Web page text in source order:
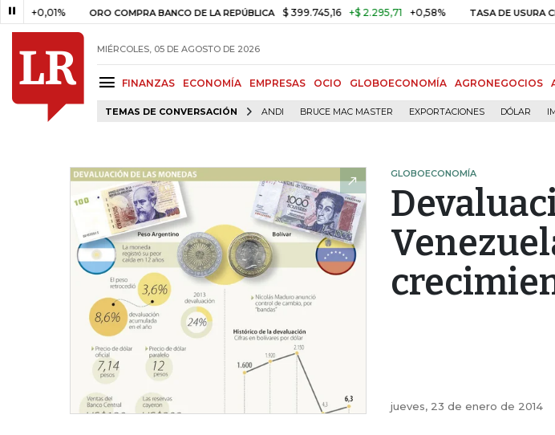
ORO COMPRA BANCO DE LA REPÚBLICA $ 399.745,16 +$ 2.295,71 +0,58% TASA DE USURA CRÉDITO
MIÉRCOLES, 05 DE AGOSTO DE 2026
FINANZAS ECONOMÍA EMPRESAS OCIO GLOBOECONOMÍA AGRONEGOCIOS
TEMAS DE CONVERSACIÓN ANDI BRUCE MAC MASTER EXPORTACIONES DÓLAR
GLOBOECONOMÍA
jueves, 23 de enero de 2014